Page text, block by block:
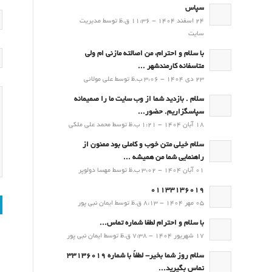
سپاس
24 اسفند 1404 - 11:36 ق.ظ توسط مدیریت
سایت
با سلام و احترام، من اصالته مازنی ام ولی
متاسفانه کارمندشهر ...
23 دی 1404 - 3:06 ب.ظ توسط علی مولائی
سلام . بازدید شما از وب سایت ما را صمیمانه
سپاسگزاریم. حضور...
18 آبان 1404 - 1:21 ب.ظ توسط محمد علی ملکی
سلام خیلی متن خوب و کاملی بود ممنون از
راهنمایی شما من همیشه ...
01 آبان 1404 - 3:02 ب.ظ توسط مهسا دولوپر
01133136019
05 مهر 1404 - 8:13 ق.ظ توسط ایمان نبی پور
با سلام و احترام لطفا شماره تماس...
17 شهریور 1404 - 7:38 ق.ظ توسط ایمان نبی پور
سلام روز شما بخیر- لطفاً با شماره 33136019
تماس بگیرید...